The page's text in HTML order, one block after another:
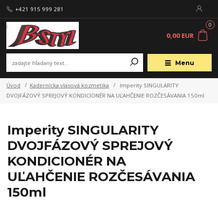
Menu
+421 915 999 281
0
0,00 EUR
Úvod Kadernícka vlasová kozmetika
Imperity SINGULARITY
DVOJFÁZOVÝ SPREJOVÝ KONDICIONÉR NA UĽAHČENIE ROZČESÁVANIA 150ml
Imperity SINGULARITY
DVOJFÁZOVÝ SPREJOVÝ
KONDICIONÉR NA
UĽAHČENIE ROZČESÁVANIA
150ml